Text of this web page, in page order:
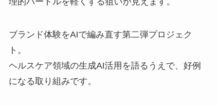
ブランド体験をAIで編み直す第二弾プロジェク
ト。
ヘルスケア領域の生成AI活用を語るうえで、好例
になる取り組みです。